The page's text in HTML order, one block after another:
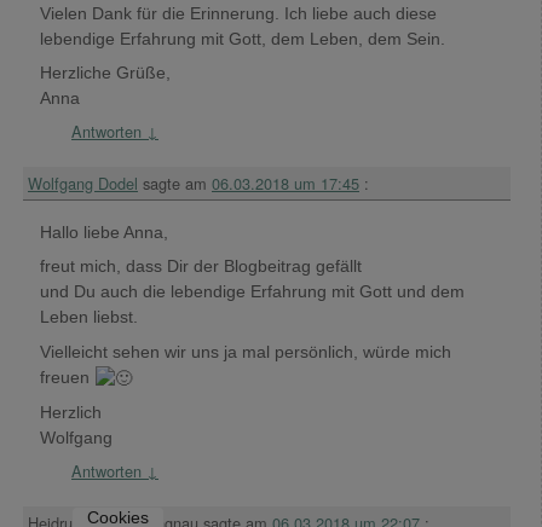
Vielen Dank für die Erinnerung. Ich liebe auch diese
lebendige Erfahrung mit Gott, dem Leben, dem Sein.
Herzliche Grüße,
Anna
Antworten ↓
Wolfgang Dodel sagte am 06.03.2018 um 17:45 :
Hallo liebe Anna,
freut mich, dass Dir der Blogbeitrag gefällt
und Du auch die lebendige Erfahrung mit Gott und dem
Leben liebst.
Vielleicht sehen wir uns ja mal persönlich, würde mich
freuen
Herzlich
Wolfgang
Antworten ↓
Cookies